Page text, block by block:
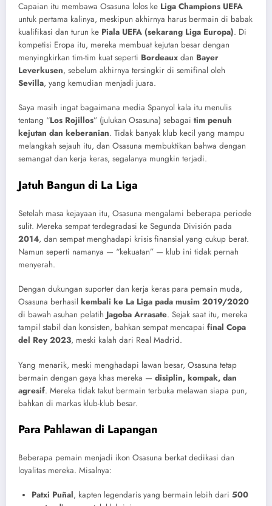
Capaian itu membawa Osasuna lolos ke Liga Champions UEFA
untuk pertama kalinya, meskipun akhirnya harus bermain di babak
kualifikasi dan turun ke Piala UEFA (sekarang Liga Europa). Di
kompetisi Eropa itu, mereka membuat kejutan besar dengan
menyingkirkan tim-tim kuat seperti Bordeaux dan Bayer
Leverkusen, sebelum akhirnya tersingkir di semifinal oleh
Sevilla, yang kemudian menjadi juara.
Saya masih ingat bagaimana media Spanyol kala itu menulis
tentang “Los Rojillos” (julukan Osasuna) sebagai tim penuh
kejutan dan keberanian. Tidak banyak klub kecil yang mampu
melangkah sejauh itu, dan Osasuna membuktikan bahwa dengan
semangat dan kerja keras, segalanya mungkin terjadi.
Jatuh Bangun di La Liga
Setelah masa kejayaan itu, Osasuna mengalami beberapa periode
sulit. Mereka sempat terdegradasi ke Segunda División pada
2014, dan sempat menghadapi krisis finansial yang cukup berat.
Namun seperti namanya — “kekuatan” — klub ini tidak pernah
menyerah.
Dengan dukungan suporter dan kerja keras para pemain muda,
Osasuna berhasil kembali ke La Liga pada musim 2019/2020
di bawah asuhan pelatih Jagoba Arrasate. Sejak saat itu, mereka
tampil stabil dan konsisten, bahkan sempat mencapai final Copa
del Rey 2023, meski kalah dari Real Madrid.
Yang menarik, meski menghadapi lawan besar, Osasuna tetap
bermain dengan gaya khas mereka — disiplin, kompak, dan
agresif. Mereka tidak takut bermain terbuka melawan siapa pun,
bahkan di markas klub-klub besar.
Para Pahlawan di Lapangan
Beberapa pemain menjadi ikon Osasuna berkat dedikasi dan
loyalitas mereka. Misalnya:
Patxi Puñal, kapten legendaris yang bermain lebih dari 500